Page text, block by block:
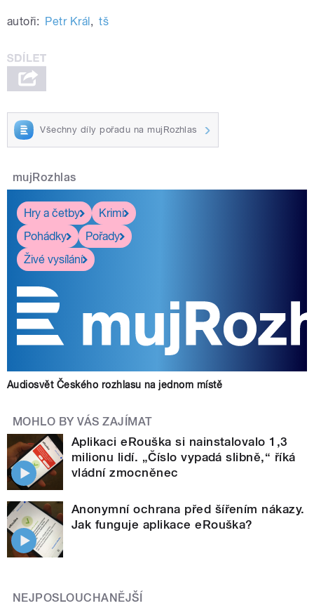
autoři: Petr Král , tš
Všechny díly pořadu na mujRozhlas
mujRozhlas
Hry a četby
Krimi
Pohádky
Pořady
Živé vysílání
Audiosvět Českého rozhlasu na jednom místě
MOHLO BY VÁS ZAJÍMAT
Aplikaci eRouška si nainstalovalo 1,3
milionu lidí. „Číslo vypadá slibně,“ říká
vládní zmocněnec
Anonymní ochrana před šířením nákazy.
Jak funguje aplikace eRouška?
NEJPOSLOUCHANĚJŠÍ